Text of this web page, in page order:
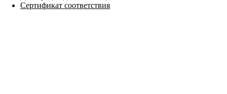
Сертификат соответствия